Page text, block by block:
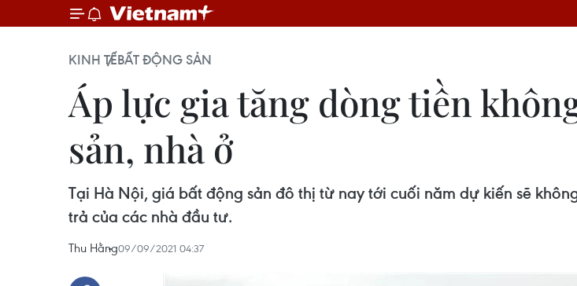
KINH TẾBẤT ĐỘNG SẢN
Áp lực gia tăng dòng tiền
sản, nhà ở
Tại Hà Nội, giá bất động sản đô thị từ nay tới cuối năm dự kiến sẽ
trả của các nhà đầu tư.
Thu Hằng09/09/2021 04:37